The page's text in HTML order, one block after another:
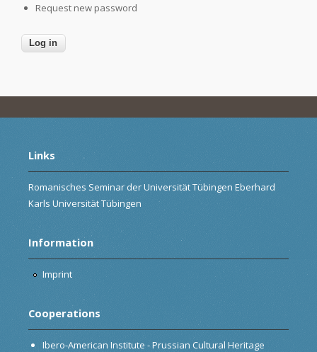
Request new password
Links
Romanisches Seminar der Universität Tübingen Eberhard
Karls Universität Tübingen
Information
Imprint
Cooperations
Ibero-American Institute - Prussian Cultural Heritage